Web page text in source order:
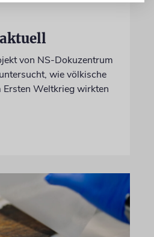
von NS-Dokuzentrum
wie völkische
Ersten Weltkrieg wirkten